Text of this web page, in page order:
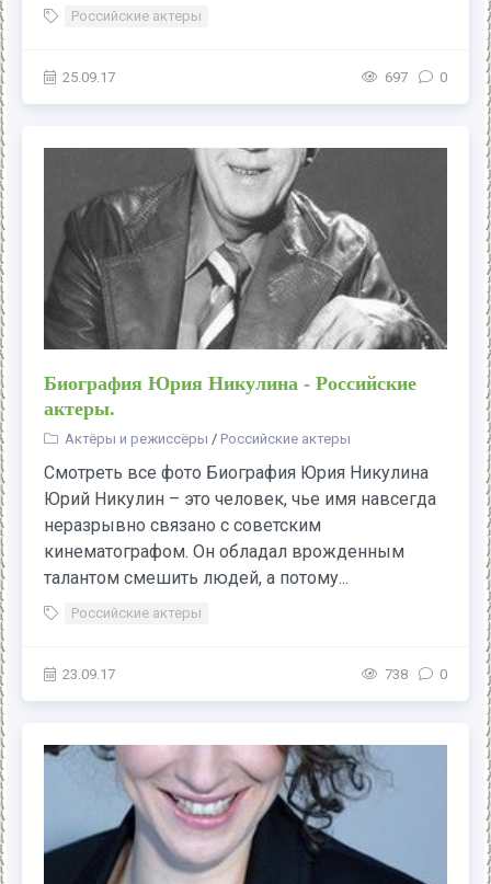
Российские актеры
25.09.17 697 0
Биография Юрия Никулина - Российские
актеры.
Актёры и режиссёры / Российские актеры
Смотреть все фото Биография Юрия Никулина
Юрий Никулин – это человек, чье имя навсегда
неразрывно связано с советским
кинематографом. Он обладал врожденным
талантом смешить людей, а потому...
Российские актеры
23.09.17 738 0